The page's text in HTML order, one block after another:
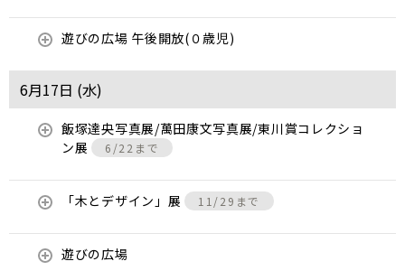
遊びの広場 午後開放(０歳児)
6月17日 (水)
飯塚達央写真展/萬田康文写真展/東川賞コレクショ
ン展
6/22まで
「木とデザイン」展 11/29まで
遊びの広場